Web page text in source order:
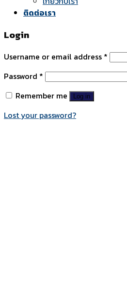
ติดต่อเรา
Login
Username or email address *
Password *
Remember me
Log in
Lost your password?